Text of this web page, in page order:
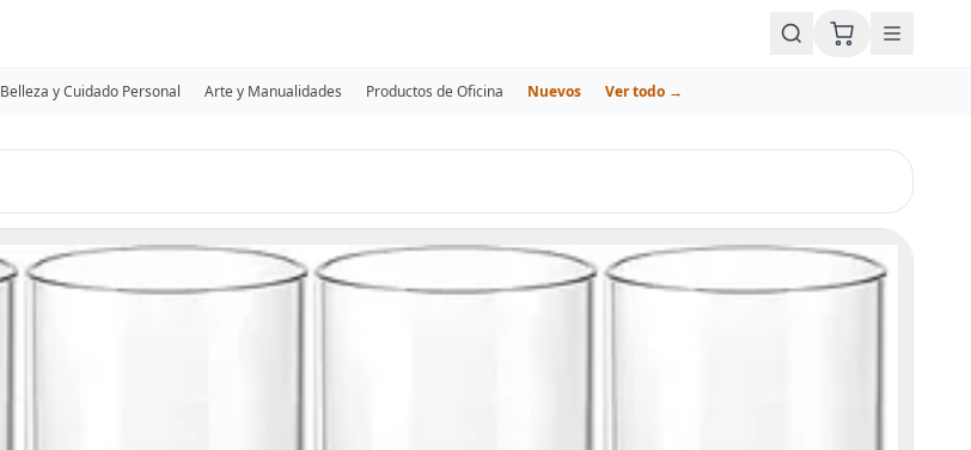
Belleza y Cuidado Personal Arte y Manualidades Productos de Oficina Nuevos Ver todo →